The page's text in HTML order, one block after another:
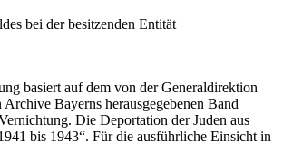
bei der besitzenden Entität
basiert auf dem von der Generaldirektion
Archive Bayerns herausgegebenen Band
Die Deportation der Juden aus
bis 1943“. Für die ausführliche Einsicht in